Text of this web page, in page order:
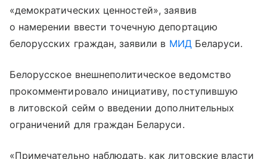
«демократических ценностей», заявив
о намерении ввести точечную депортацию
белорусских граждан, заявили в МИД Беларуси.
Белорусское внешнеполитическое ведомство
прокомментировало инициативу, поступившую
в литовской сейм о введении дополнительных
ограничений для граждан Беларуси.
«Примечательно наблюдать, как литовские власти